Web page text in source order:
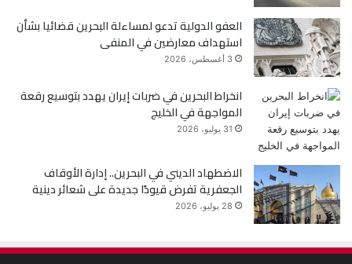
العفو الدولية تدعو لمساءلة البحرين قضائيا بشأن
استهداف معارضين في المنفى
3 أغسطس، 2026
انخراط البحرين في ضربات إيران يهدد بتوسيع رقعة
المواجهة في الخليج
31 يوليو، 2026
الاضطهاد الديني في البحرين.. إدارة الأوقاف
الجعفرية تفرض قيودًا جديدة على شعائر دينية
28 يوليو، 2026